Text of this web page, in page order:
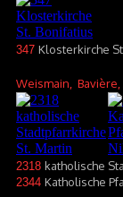
347 Klosterkirche
Weismain ,
2318 katholische
2344 Katholische